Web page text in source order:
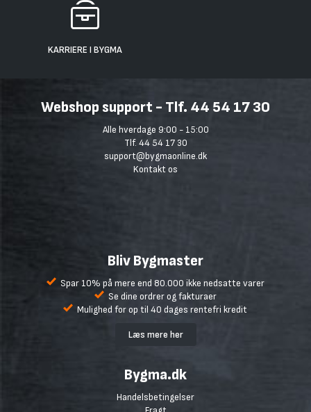
KARRIERE I BYGMA
Webshop support - Tlf. 44 54 17 30
Alle hverdage 9:00 - 15:00
Tlf. 44 54 17 30
support@bygmaonline.dk
Kontakt os
Bliv Bygmaster
Spar 10% på mere end 80.000 ikke nedsatte varer
Se dine ordrer og fakturaer
Mulighed for op til 40 dages rentefri kredit
Læs mere her
Bygma.dk
Handelsbetingelser